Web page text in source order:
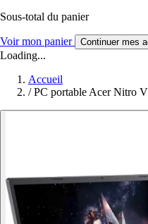
Sous-total du panier
Voir mon panier Continuer mes
Loading...
Accueil
/ PC portable Acer Nitro